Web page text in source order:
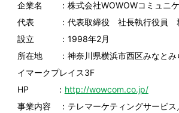
企業名 ：株式会社WOWOWコミュニケ
代表 ：代表取締役 社長執行役員
設立 ：1998年2月
所在地 ：神奈川県横浜市西区みなとみ
イマークプレイス3F
HP ： http://wowcom.co.jp/
事業内容 ：テレマーケティングサービス